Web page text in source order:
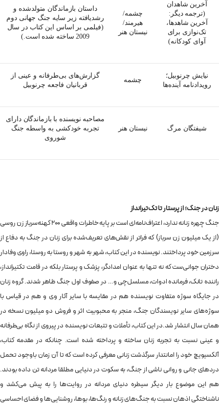
آخرین شاهدان
(ترجمه دیگر:
آخرین شاهدها،
تک‌نوازی برای
آوای کودکانه)
چشمه/
هیرمند/
نیستان هنر
داستان بازماندگان متولدشده و
رشدیافته زیر سایه جنگ جهانی دوم
(فیلمی بر اساس این کتاب در سال
2009 ساخته شده است.)
نیایش چرنوبیل؛
رویدادنامه آینده‌ها
چشمه
گزارش‌های بی‌طرفانه و عینی از
قربانیان فاجعه چرنوبیل
شیفتگان مرگ نیستان هنر
مصاحبه نویسنده با بازماندگان دارای
تجربه خودکشی به واسطه جنگ
شوروی
زنان در جنگ؛ از پرستار تا تک‌تیرانداز
جنگ چهره زنانه ندارد، اعتراف‌نامه‌ای است بر پایه خاطرات واقعی ۲۰۰ کهنه‌سرباز زن روسی
(از یک میلیون زن سرباز) که فراتر از نقش‌های تعریف‌شده برای زنان در جنگ به دفاع از
سرزمین خود پرداختند. نویسنده در این کتاب، شهر به شهر و روستا به روستا، راوی وفادار
دختران جوانی‌ست که نه تنها به عنوان امدادگر، پزشک و پرستار بلکه در قامت تک‎تیرانداز،
راننده تانک، فرمانده ادوات، مسلسل‌چی و… در صفوف اول جنگ ظاهر شدند. گروه زنان
در جایگاه سوژه متفاوت نویسنده هم در مقایسه با سایر آثار وی و هم در قیاس با
سوژه‌های سایر نویسندگان جنگ، منجر به محبوبیت اثر و فروش دو میلیون نسخه در
همان سال انتشار شد.در این کتاب، تأملات و تتبعات نویسنده در پیروی از نگاه بی‌طرفانه
و عینی نسبت به تجربه زنان ساخته و پرداخته شده است. چنانکه در مقدمه کتاب،
آلکسیویچ خود را امانتدار سرگذشت زنانی معرفی کرده است که تا آن زمان باوجود تحمل
دردهای جانی و روانی ناشی از جنگ، به سکوت در دنیایی مطلقا مردانه تن داده بودند.
هم این موضوع بار دیگر سیطره دنیای مردانه در روایت‌ها را به پیش می‌کشد و
ناشناختگی اذهان نسبت به جنگ‌های زنانه و رنگ‌ها، بوها، روشنایی‌ها و فضای احساسی